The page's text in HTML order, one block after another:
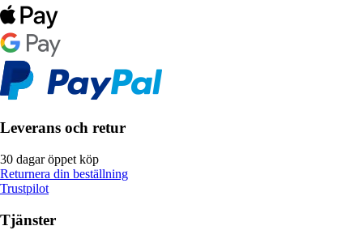
Leverans och retur
30 dagar öppet köp
Returnera din beställning
Trustpilot
Tjänster